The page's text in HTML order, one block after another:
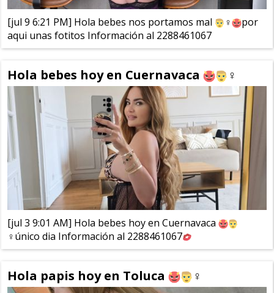
[jul 9 6:21 PM] Hola bebes nos portamos mal ‍♀️
por
aqui unas fotitos Información al 2288461067
Hola bebes hoy en Cuernavaca ‍♀️
[jul 3 9:01 AM] Hola bebes hoy en Cuernavaca
‍♀️único dia Información al 2288461067
Hola papis hoy en Toluca ‍♀️